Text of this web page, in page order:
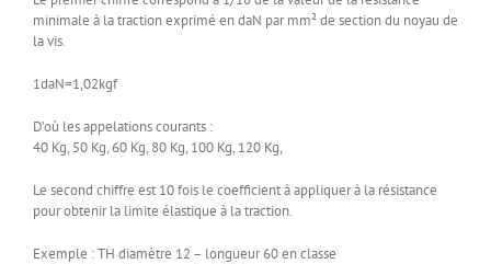
minimale à la traction exprimé en daN par mm² de section du noyau de
la vis.
1daN=1,02kgf
D’où les appelations courants :
40 Kg, 50 Kg, 60 Kg, 80 Kg, 100 Kg, 120 Kg,
Le second chiffre est 10 fois le coefficient à appliquer à la résistance
pour obtenir la limite élastique à la traction.
Exemple : TH diamètre 12 – longueur 60 en classe